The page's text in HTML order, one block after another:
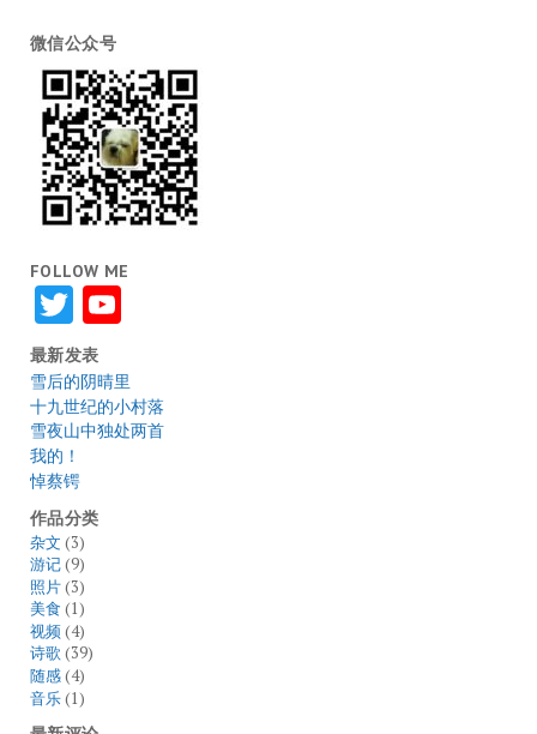
微信公众号
FOLLOW ME
TwitterYouTube
最新发表
雪后的阴晴里
十九世纪的小村落
雪夜山中独处两首
我的！
悼蔡锷
作品分类
杂文 (3)
游记(9)
照片(3)
美食 (1)
视频(4)
诗歌(39)
随感(4)
音乐(1)